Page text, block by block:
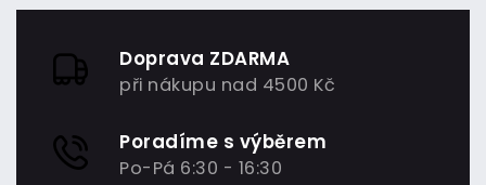
Doprava ZDARMA
při nákupu nad 4500 Kč
Poradíme s výběrem
Po-Pá 6:30 - 16:30